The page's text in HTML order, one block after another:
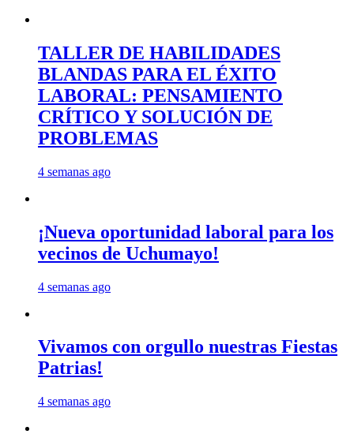
TALLER DE HABILIDADES
BLANDAS PARA EL ÉXITO
LABORAL: PENSAMIENTO
CRÍTICO Y SOLUCIÓN DE
PROBLEMAS
4 semanas ago
¡Nueva oportunidad laboral para los
vecinos de Uchumayo!
4 semanas ago
Vivamos con orgullo nuestras Fiestas
Patrias!
4 semanas ago